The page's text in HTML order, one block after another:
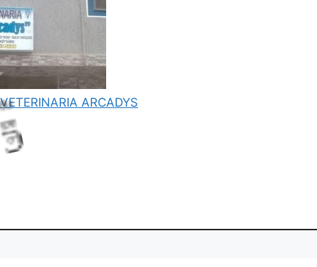
VETERINARIA ARCADYS
L
o
d i
g .
.